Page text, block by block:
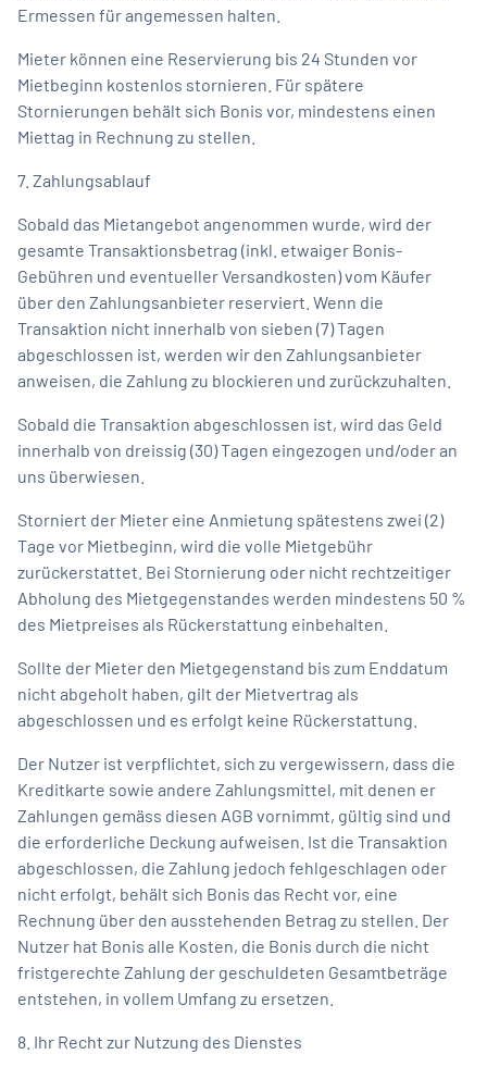
Ermessen für angemessen halten.
Mieter können eine Reservierung bis 24 Stunden vor
Mietbeginn kostenlos stornieren. Für spätere
Stornierungen behält sich Bonis vor, mindestens einen
Miettag in Rechnung zu stellen.
7. Zahlungsablauf
Sobald das Mietangebot angenommen wurde, wird der
gesamte Transaktionsbetrag (inkl. etwaiger Bonis-
Gebühren und eventueller Versandkosten) vom Käufer
über den Zahlungsanbieter reserviert. Wenn die
Transaktion nicht innerhalb von sieben (7) Tagen
abgeschlossen ist, werden wir den Zahlungsanbieter
anweisen, die Zahlung zu blockieren und zurückzuhalten.
Sobald die Transaktion abgeschlossen ist, wird das Geld
innerhalb von dreissig (30) Tagen eingezogen und/oder an
uns überwiesen.
Storniert der Mieter eine Anmietung spätestens zwei (2)
Tage vor Mietbeginn, wird die volle Mietgebühr
zurückerstattet. Bei Stornierung oder nicht rechtzeitiger
Abholung des Mietgegenstandes werden mindestens 50 %
des Mietpreises als Rückerstattung einbehalten.
Sollte der Mieter den Mietgegenstand bis zum Enddatum
nicht abgeholt haben, gilt der Mietvertrag als
abgeschlossen und es erfolgt keine Rückerstattung.
Der Nutzer ist verpflichtet, sich zu vergewissern, dass die
Kreditkarte sowie andere Zahlungsmittel, mit denen er
Zahlungen gemäss diesen AGB vornimmt, gültig sind und
die erforderliche Deckung aufweisen. Ist die Transaktion
abgeschlossen, die Zahlung jedoch fehlgeschlagen oder
nicht erfolgt, behält sich Bonis das Recht vor, eine
Rechnung über den ausstehenden Betrag zu stellen. Der
Nutzer hat Bonis alle Kosten, die Bonis durch die nicht
fristgerechte Zahlung der geschuldeten Gesamtbeträge
entstehen, in vollem Umfang zu ersetzen.
8. Ihr Recht zur Nutzung des Dienstes